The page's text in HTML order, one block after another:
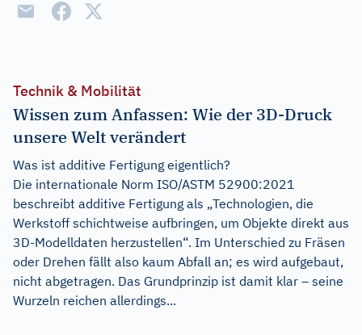
Technik & Mobilität
Wissen zum Anfassen: Wie der 3D-Druck
unsere Welt verändert
Was ist additive Fertigung eigentlich?
Die internationale Norm ISO/ASTM 52900:2021
beschreibt additive Fertigung als „Technologien, die
Werkstoff schichtweise auf­bringen, um Objekte direkt aus
3D-Modelldaten herzustellen“. Im Unterschied zu Fräsen
oder Drehen fällt also kaum Abfall an; es wird aufgebaut,
nicht abgetragen. Das Grundprinzip ist damit klar – seine
Wurzeln reichen allerdings...